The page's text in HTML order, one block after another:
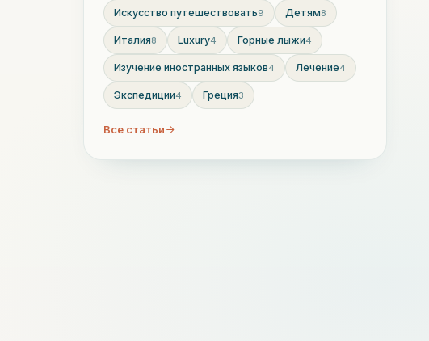
Искусство путешествовать9 Детям8
Италия8 Luxury4 Горные лыжи4
Изучение иностранных языков4 Лечение4
Экспедиции4 Греция3
Все статьи